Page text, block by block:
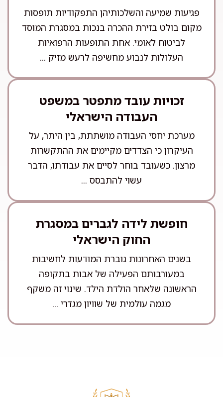
פגיעות שמיעה והשלכותיהן התפקודיות תופסות
מקום בולט בזירת ההכרה בנכות במסגרת המוסד
לביטוח לאומי. אחת התופעות הרפואיות
העלולות לנבוע מחשיפה לרעש מזיק ...
זכויות עובד מתפטר במשפט
העבודה הישראלי
מערכת יחסי העבודה מושתתת, בין היתר, על
העיקרון כי הצדדים מקיימים את ההתקשרות
מרצון. כשעובד בוחר לסיים את עבודתו, הדבר
עשוי להתבסס ...
חופשת לידה לגברים במסגרת
החוק הישראלי
בשנים האחרונות גוברת המודעות לחשיבות
במעורבותם הפעילה של אבות בתקופה
הראשונה שלאחר הולדת הילד. שינוי זה משקף
מגמה עולמית של שוויון מגדרי ...